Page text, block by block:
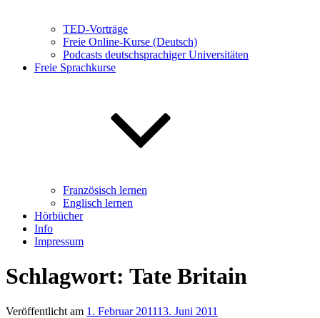
TED-Vorträge
Freie Online-Kurse (Deutsch)
Podcasts deutschsprachiger Universitäten
Freie Sprachkurse
Französisch lernen
Englisch lernen
Hörbücher
Info
Impressum
Schlagwort: Tate Britain
Veröffentlicht am 1. Februar 201113. Juni 2011